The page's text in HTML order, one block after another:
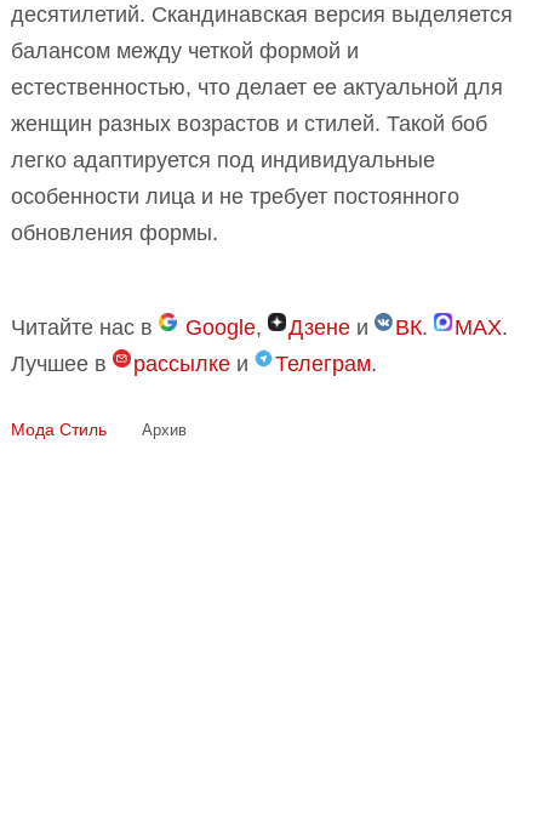
десятилетий. Скандинавская версия выделяется
балансом между четкой формой и
естественностью, что делает ее актуальной для
женщин разных возрастов и стилей. Такой боб
легко адаптируется под индивидуальные
особенности лица и не требует постоянного
обновления формы.
Читайте нас в Google, Дзене и ВК. MAX.
Лучшее в
рассылке и Телеграм.
Мода Стиль Архив